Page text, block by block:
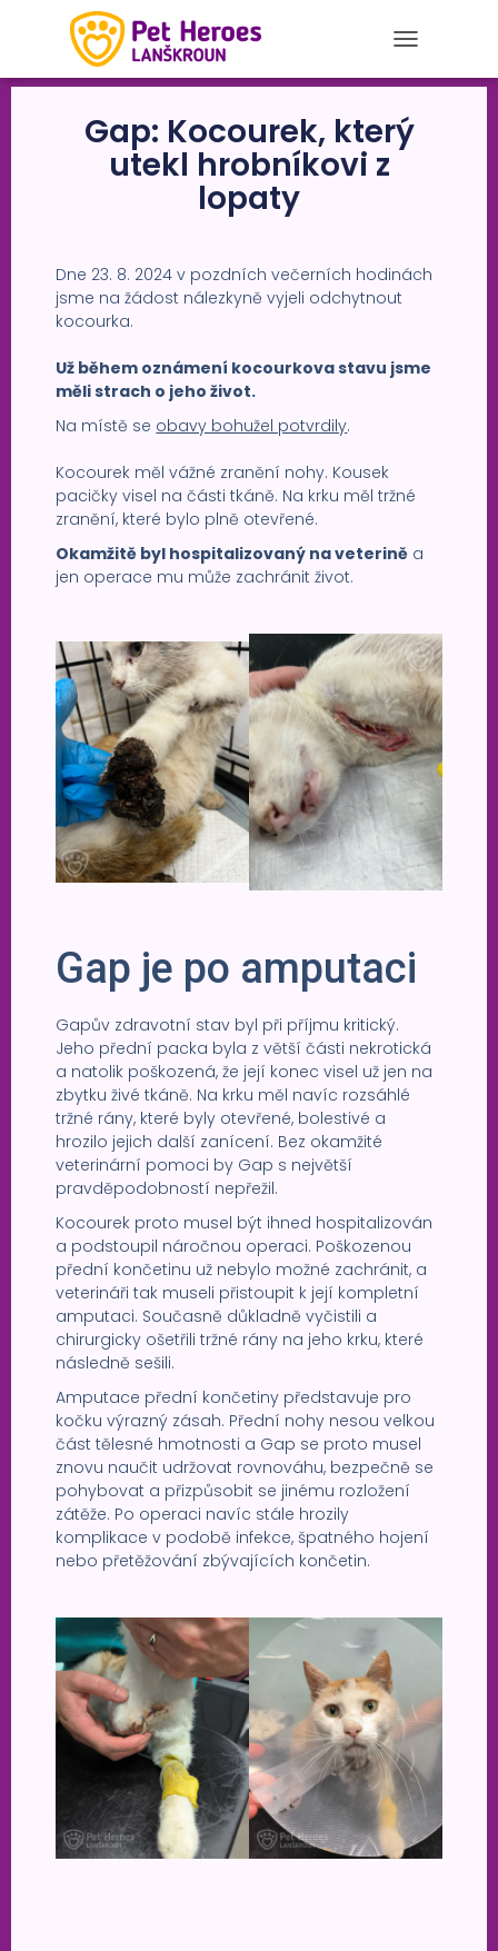
O
G
L
G
N
Gap: Kocourek, který
utekl hrobníkovi z
lopaty
Dne 23. 8. 2024 v pozdních večerních hodinách
jsme na žádost nálezkyně vyjeli odchytnout
kocourka.
Už během oznámení kocourkova stavu jsme
měli strach o jeho život.
Na místě se obavy bohužel potvrdily.
Kocourek měl vážné zranění nohy. Kousek
pacičky visel na části tkáně. Na krku měl tržné
zranění, které bylo plně otevřené.
Okamžitě byl hospitalizovaný na veterině a
jen operace mu může zachránit život.
Gap je po amputaci
Gapův zdravotní stav byl při příjmu kritický.
Jeho přední packa byla z větší části nekrotická
a natolik poškozená, že její konec visel už jen na
zbytku živé tkáně. Na krku měl navíc rozsáhlé
tržné rány, které byly otevřené, bolestivé a
hrozilo jejich další zanícení. Bez okamžité
veterinární pomoci by Gap s největší
pravděpodobností nepřežil.
Kocourek proto musel být ihned hospitalizován
a podstoupil náročnou operaci. Poškozenou
přední končetinu už nebylo možné zachránit, a
veterináři tak museli přistoupit k její kompletní
amputaci. Současně důkladně vyčistili a
chirurgicky ošetřili tržné rány na jeho krku, které
následně sešili.
Amputace přední končetiny představuje pro
kočku výrazný zásah. Přední nohy nesou velkou
část tělesné hmotnosti a Gap se proto musel
znovu naučit udržovat rovnováhu, bezpečně se
pohybovat a přizpůsobit se jinému rozložení
zátěže. Po operaci navíc stále hrozily
komplikace v podobě infekce, špatného hojení
nebo přetěžování zbývajících končetin.